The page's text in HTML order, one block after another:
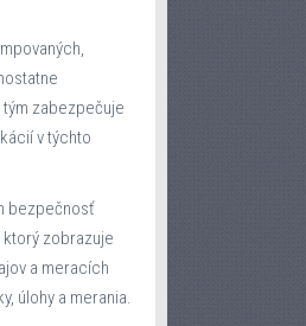
zabezpečuje
v týchto
bezpečnosť
ktorý zobrazuje
a meracích
úlohy a merania.